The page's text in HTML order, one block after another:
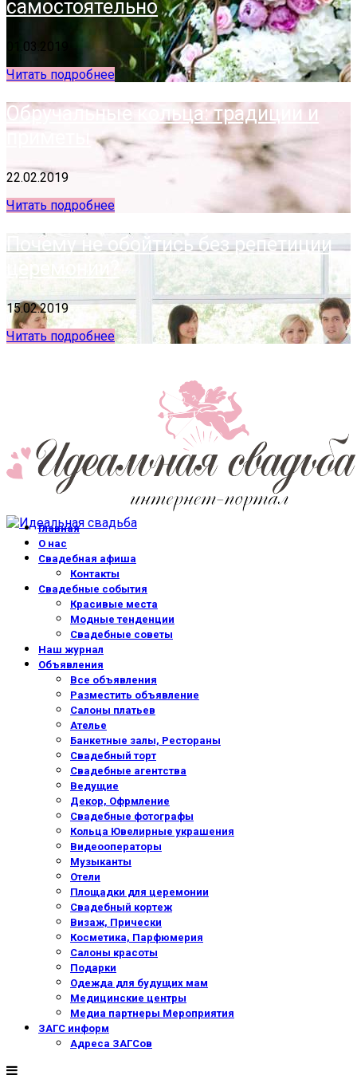
самостоятельно
01.03.2019
Читать подробнее
Обручальные кольца: традиции и
приметы
22.02.2019
Читать подробнее
Почему не обойтись без репетиции
церемонии?
15.02.2019
Читать подробнее
Главная
О нас
Свадебная афиша
Контакты
Свадебные события
Красивые места
Модные тенденции
Свадебные советы
Наш журнал
Объявления
Все объявления
Разместить объявление
Салоны платьев
Ателье
Банкетные залы, Рестораны
Свадебный торт
Свадебные агентства
Ведущие
Декор, Офрмление
Свадебные фотографы
Кольца Ювелирные украшения
Видеооператоры
Музыканты
Отели
Площадки для церемонии
Свадебный кортеж
Визаж, Прически
Косметика, Парфюмерия
Салоны красоты
Подарки
Одежда для будущих мам
Медицинские центры
Медиа партнеры Мероприятия
ЗАГС информ
Адреса ЗАГСов